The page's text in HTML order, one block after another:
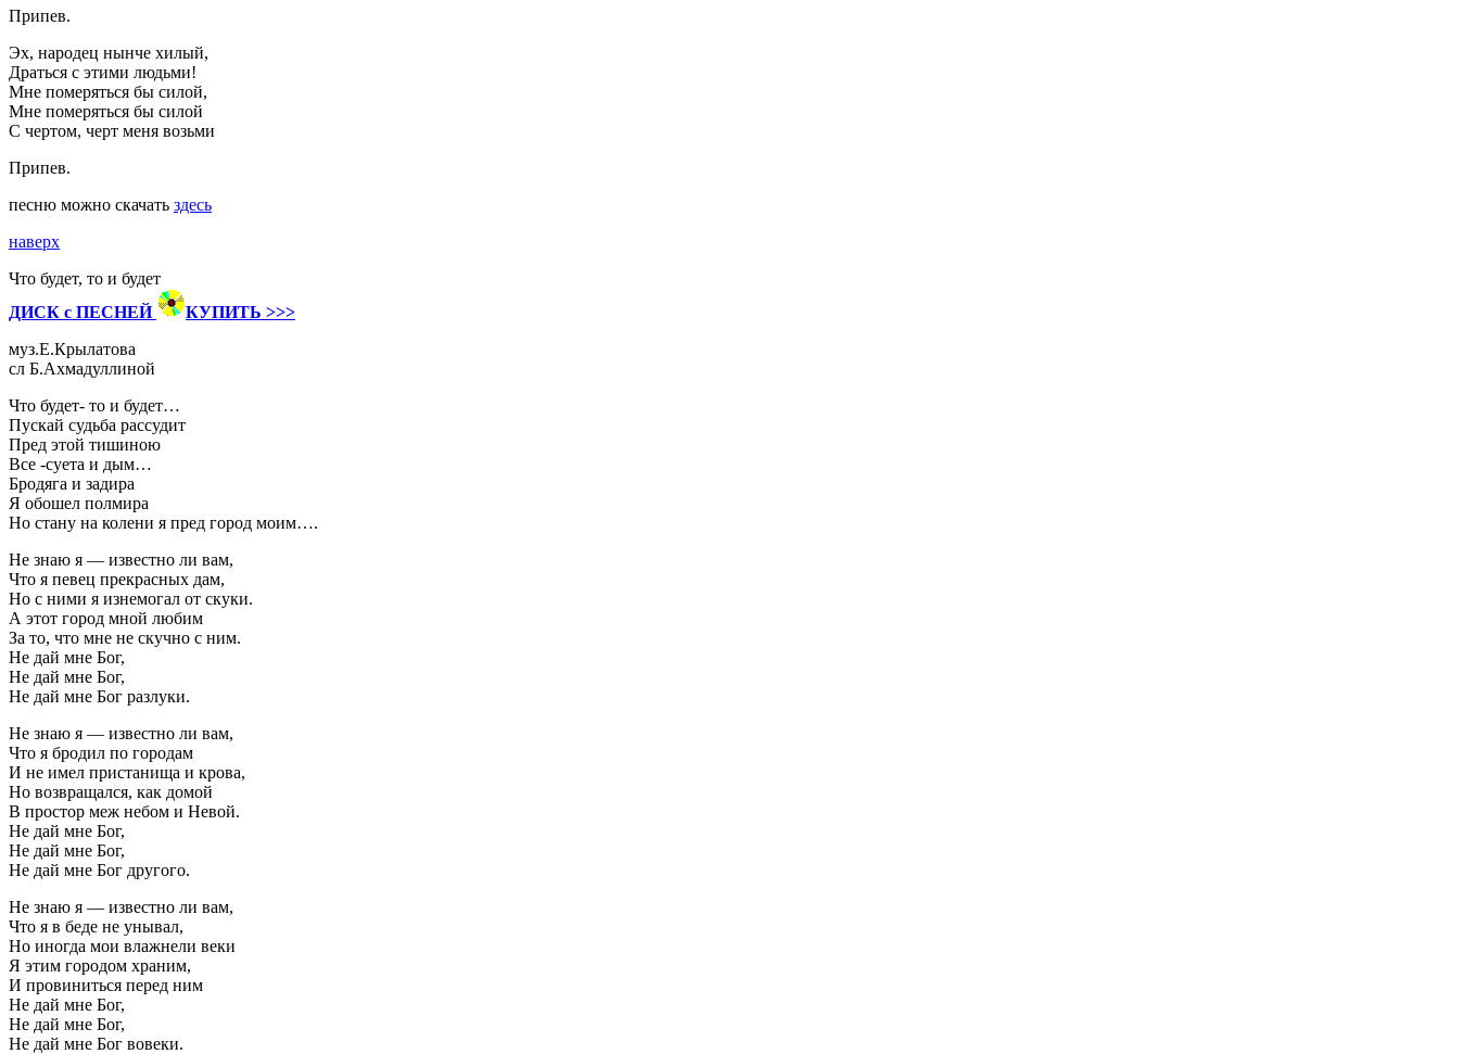
Припев.
Эх, народец нынче хилый,
Драться с этими людьми!
Мне померяться бы силой,
Мне померяться бы силой
С чертом, черт меня возьми
Припев.
песню можно скачать здесь
наверх
Что будет, то и будет
ДИСК с ПЕСНЕЙ
КУПИТЬ >>>
муз.Е.Крылатова
сл Б.Ахмадуллиной
Что будет- то и будет…
Пускай судьба рассудит
Пред этой тишиною
Все -суета и дым…
Бродяга и задира
Я обошел полмира
Но стану на колени я пред город моим….
Hе знаю я — известно ли вам,
Что я певец прекрасных дам,
Hо с ними я изнемогал от скуки.
А этот город мной любим
За то, что мне не скучно с ним.
Hе дай мне Бог,
Не дай мне Бог,
Не дай мне Бог разлуки.
Hе знаю я — известно ли вам,
Что я бродил по городам
И не имел пристанища и крова,
Hо возвращался, как домой
В простор меж небом и Hевой.
Hе дай мне Бог,
Не дай мне Бог,
Не дай мне Бог другого.
Hе знаю я — известно ли вам,
Что я в беде не унывал,
Но иногда мои влажнели веки
Я этим городом храним,
И провиниться перед ним
Hе дай мне Бог,
Не дай мне Бог,
Не дай мне Бог вовеки.